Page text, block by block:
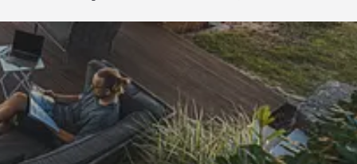
Trusted Shops
4,81/ 5